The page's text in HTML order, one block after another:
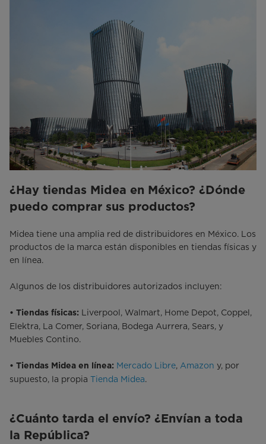
¿Hay tiendas Midea en México? ¿Dónde
puedo comprar sus productos?
Midea tiene una amplia red de distribuidores en México. Los
productos de la marca están disponibles en tiendas físicas y
en línea.
Algunos de los distribuidores autorizados incluyen:
• Tiendas físicas: Liverpool, Walmart, Home Depot, Coppel,
Elektra, La Comer, Soriana, Bodega Aurrera, Sears, y
Muebles Contino.
• Tiendas Midea en línea: Mercado Libre, Amazon y, por
supuesto, la propia Tienda Midea.
¿Cuánto tarda el envío? ¿Envían a toda
la República?